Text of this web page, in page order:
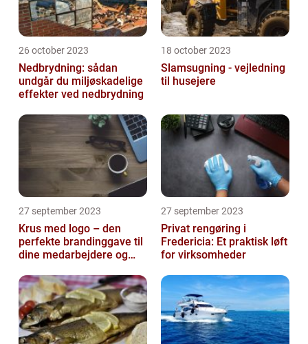
26 october 2023
Nedbrydning: sådan
undgår du miljøskadelige
effekter ved nedbrydning
18 october 2023
Slamsugning - vejledning
til husejere
27 september 2023
Krus med logo – den
perfekte brandinggave til
dine medarbejdere og
27 september 2023
Privat rengøring i
Fredericia: Et praktisk løft
for virksomheder